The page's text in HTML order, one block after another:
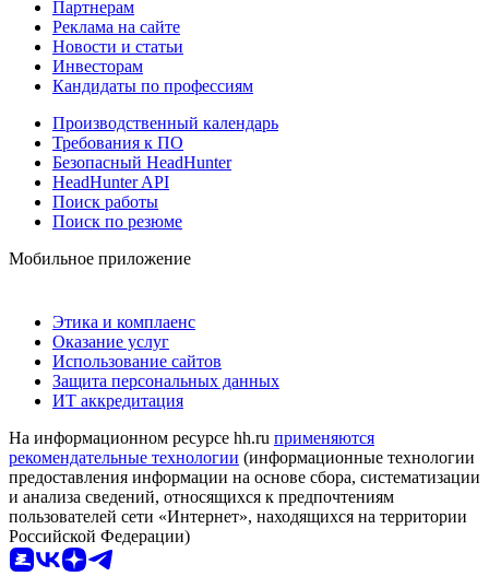
Партнерам
Реклама на сайте
Новости и статьи
Инвесторам
Кандидаты по профессиям
Производственный календарь
Требования к ПО
Безопасный HeadHunter
HeadHunter API
Поиск работы
Поиск по резюме
Мобильное приложение
Этика и комплаенс
Оказание услуг
Использование сайтов
Защита персональных данных
ИТ аккредитация
На информационном ресурсе hh.ru применяются
рекомендательные технологии (информационные технологии
предоставления информации на основе сбора, систематизации
и анализа сведений, относящихся к предпочтениям
пользователей сети «Интернет», находящихся на территории
Российской Федерации)